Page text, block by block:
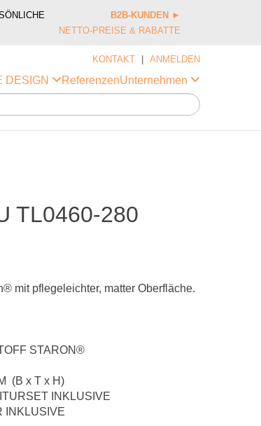
B2B-KUNDEN ►
NETTO-PREISE & RABATTE
KONTAKT ANMELDEN
DESIGN ReferenzenUnternehmen
TL0460-280
mit pflegeleichter, matter Oberfläche.
STARON®
x T x H)
INKLUSIVE